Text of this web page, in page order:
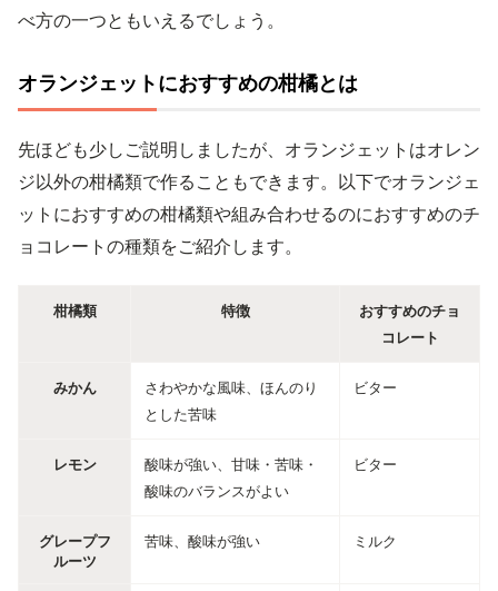
べ方の一つともいえるでしょう。
オランジェットにおすすめの柑橘とは
先ほども少しご説明しましたが、オランジェットはオレン
ジ以外の柑橘類で作ることもできます。以下でオランジェ
ットにおすすめの柑橘類や組み合わせるのにおすすめのチ
ョコレートの種類をご紹介します。
柑橘類 特徴
おすすめのチョ
コレート
みかん
さわやかな風味、ほんのり
とした苦味
ビター
レモン
酸味が強い、甘味・苦味・
酸味のバランスがよい
ビター
グレープフ
ルーツ
苦味、酸味が強い ミルク